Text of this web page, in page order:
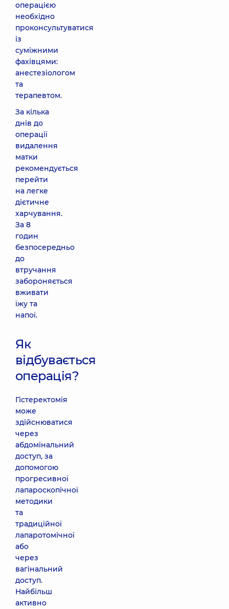
операцією
необхідно
проконсультуватися
із
суміжними
фахівцями:
анестезіологом
та
терапевтом.
За кілька
днів до
операції
видалення
матки
рекомендується
перейти
на легке
дієтичне
харчування.
За 8
годин
безпосередньо
до
втручання
забороняється
вживати
їжу та
напої.
Як
відбувається
операція?
Гістеректомія
може
здійснюватися
через
абдомінальний
доступ, за
допомогою
прогресивної
лапароскопічної
методики
та
традиційної
лапаротомічної
або
через
вагінальний
доступ.
Найбільш
активно